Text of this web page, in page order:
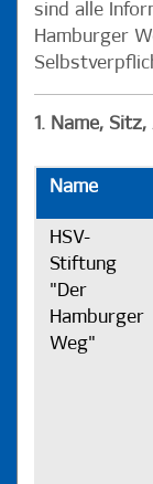
sind alle
Hamburger
1. Name,
Name
HSV-
Stiftung
"Der
Hamburger
Weg"